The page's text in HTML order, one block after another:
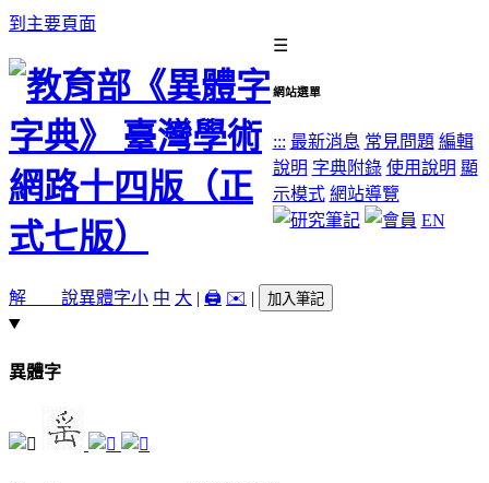
到主要頁面
☰
網站選單
::: 最新消息 常見問題 編輯
說明 字典附錄 使用說明 顯
示模式 網站導覽
EN
解 說異體字小 中 大 | 🖨️ ✉️ | 加入筆記
異體字